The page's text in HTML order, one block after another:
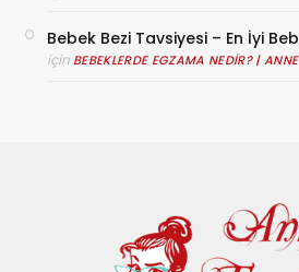
Bebek Bezi Tavsiyesi – En İyi
için BEBEKLERDE EGZAMA NEDIR? |